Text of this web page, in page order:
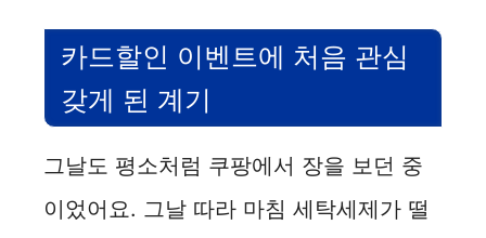
카드할인 이벤트에 처음 관심
갖게 된 계기
그날도 평소처럼 쿠팡에서 장을 보던 중
이었어요. 그날 따라 마침 세탁세제가 떨